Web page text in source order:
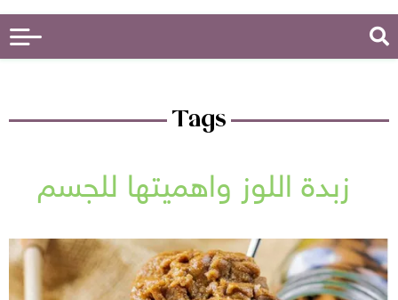
Tags
زبدة اللوز واهميتها للجسم